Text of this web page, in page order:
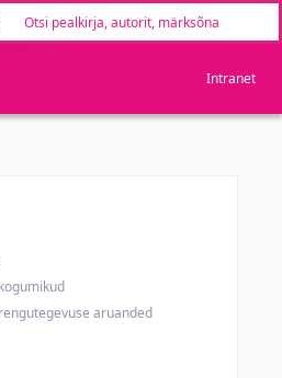
Intranet
aruanded